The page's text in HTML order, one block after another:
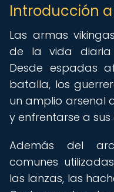
Introducción
Las armas
de la vida diaria
Desde espadas
batalla, los
un amplio arsenal
y enfrentarse a
Además del
comunes
las lanzas, las